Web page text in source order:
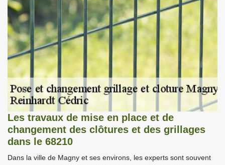
Les travaux de mise en place et de
changement des clôtures et des grillages
dans le 68210
Dans la ville de Magny et ses environs, les experts sont souvent